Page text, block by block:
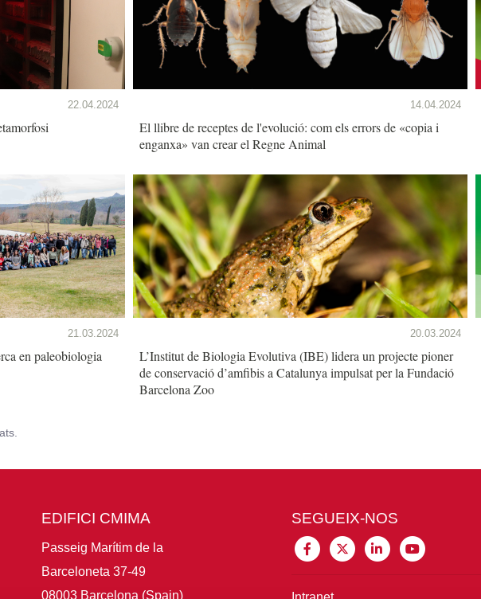
22.04.2024 14.04.2024
El llibre de receptes de l'evolució: com els errors de «copia i
enganxa» van crear el Regne Animal
21.03.2024
en paleobiologia
20.03.2024
L’Institut de Biologia Evolutiva (IBE) lidera un projecte pioner
de conservació d’amfibis a Catalunya impulsat per la Fundació
Barcelona Zoo
EDIFICI CMIMA
Passeig Marítim de la
Barceloneta 37-49
08003 Barcelona (Spain)
SEGUEIX-NOS